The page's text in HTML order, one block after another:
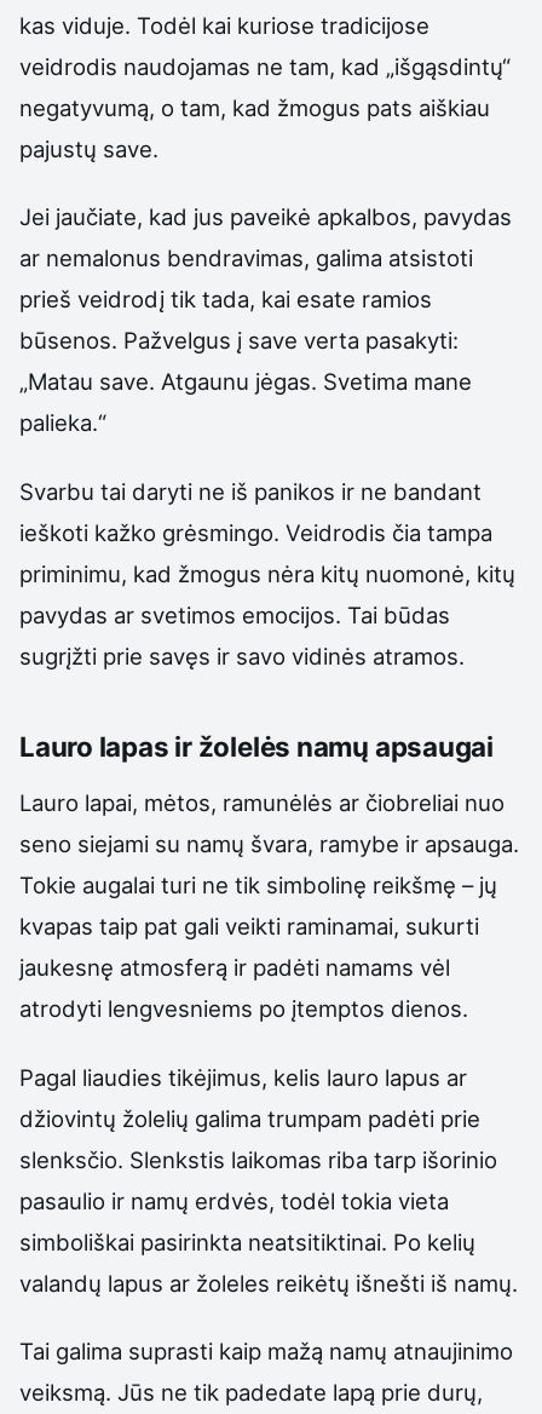
kas viduje. Todėl kai kuriose tradicijose
veidrodis naudojamas ne tam, kad „išgąsdintų“
negatyvumą, o tam, kad žmogus pats aiškiau
pajustų save.
Jei jaučiate, kad jus paveikė apkalbos, pavydas
ar nemalonus bendravimas, galima atsistoti
prieš veidrodį tik tada, kai esate ramios
būsenos. Pažvelgus į save verta pasakyti:
„Matau save. Atgaunu jėgas. Svetima mane
palieka.“
Svarbu tai daryti ne iš panikos ir ne bandant
ieškoti kažko grėsmingo. Veidrodis čia tampa
priminimu, kad žmogus nėra kitų nuomonė, kitų
pavydas ar svetimos emocijos. Tai būdas
sugrįžti prie savęs ir savo vidinės atramos.
Lauro lapas ir žolelės namų apsaugai
Lauro lapai, mėtos, ramunėlės ar čiobreliai nuo
seno siejami su namų švara, ramybe ir apsauga.
Tokie augalai turi ne tik simbolinę reikšmę – jų
kvapas taip pat gali veikti raminamai, sukurti
jaukesnę atmosferą ir padėti namams vėl
atrodyti lengvesniems po įtemptos dienos.
Pagal liaudies tikėjimus, kelis lauro lapus ar
džiovintų žolelių galima trumpam padėti prie
slenksčio. Slenkstis laikomas riba tarp išorinio
pasaulio ir namų erdvės, todėl tokia vieta
simboliškai pasirinkta neatsitiktinai. Po kelių
valandų lapus ar žoleles reikėtų išnešti iš namų.
Tai galima suprasti kaip mažą namų atnaujinimo
veiksmą. Jūs ne tik padedate lapą prie durų,